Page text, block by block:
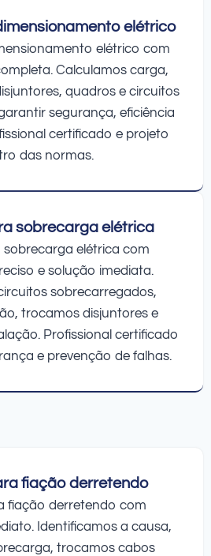
elétrico
elétrico com
Calculamos carga,
quadros e circuitos
segurança, eficiência
certificado e projeto
das normas.
sobrecarga elétrica
sobrecarga elétrica com
e solução imediata.
sobrecarregados,
trocamos disjuntores e
Profissional certificado
e prevenção de falhas.
fiação derretendo
fiação derretendo com
Identificamos a causa,
trocamos cabos